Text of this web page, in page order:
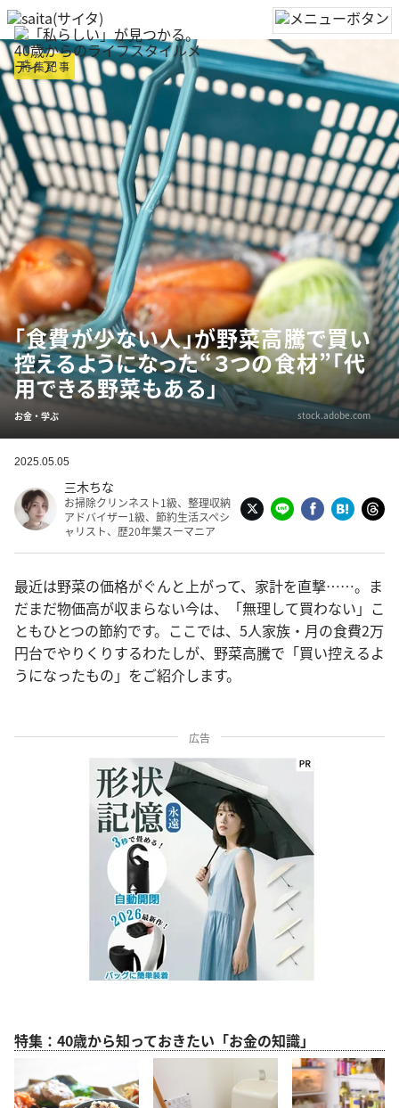
特集記事
「食費が少ない人」が野菜高騰で買い
控えるようになった“３つの食材”「代
用できる野菜もある」
お金・学ぶ stock.adobe.com
2025.05.05
三木ちな
お掃除クリンネスト1級、整理収納
アドバイザー1級、節約生活スペシ
ャリスト、歴20年業スーマニア
最近は野菜の価格がぐんと上がって、家計を直撃……。ま
だまだ物価高が収まらない今は、「無理して買わない」こ
ともひとつの節約です。ここでは、5人家族・月の食費2万
円台でやりくりするわたしが、野菜高騰で「買い控えるよ
うになったもの」をご紹介します。
広告
特集：40歳から知っておきたい「お金の知識」